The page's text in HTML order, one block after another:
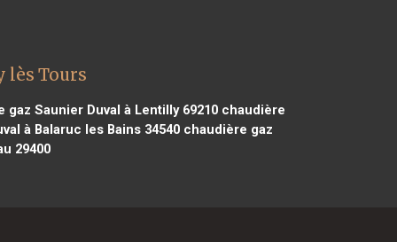
lès Tours
Saunier Duval à Lentilly 69210 chaudière
à Balaruc les Bains 34540 chaudière gaz
29400